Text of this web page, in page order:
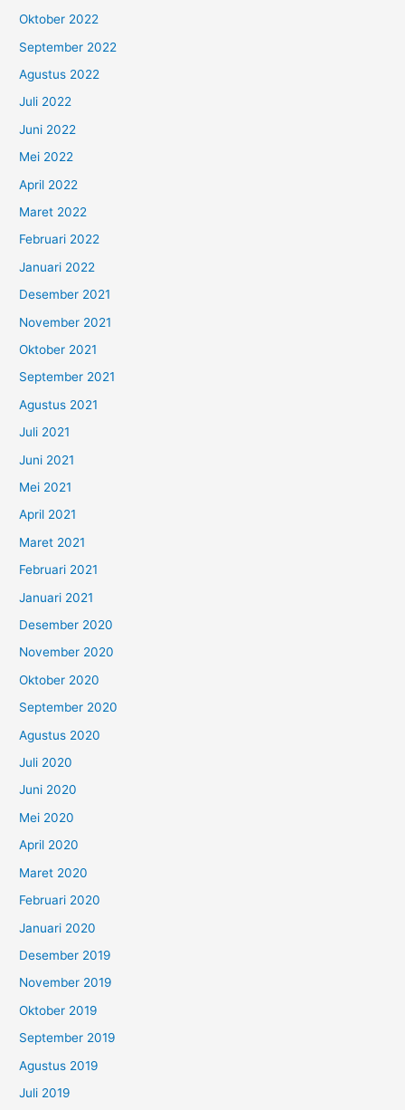
Oktober 2022
September 2022
Agustus 2022
Juli 2022
Juni 2022
Mei 2022
April 2022
Maret 2022
Februari 2022
Januari 2022
Desember 2021
November 2021
Oktober 2021
September 2021
Agustus 2021
Juli 2021
Juni 2021
Mei 2021
April 2021
Maret 2021
Februari 2021
Januari 2021
Desember 2020
November 2020
Oktober 2020
September 2020
Agustus 2020
Juli 2020
Juni 2020
Mei 2020
April 2020
Maret 2020
Februari 2020
Januari 2020
Desember 2019
November 2019
Oktober 2019
September 2019
Agustus 2019
Juli 2019